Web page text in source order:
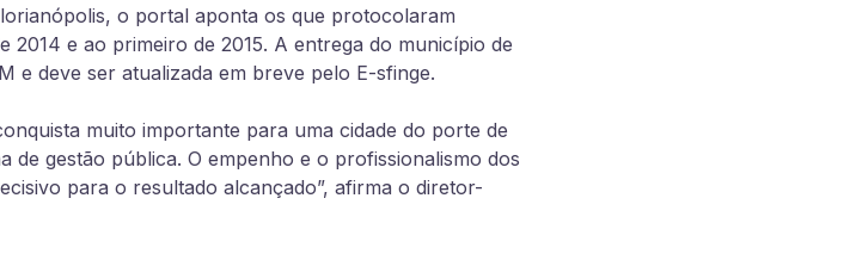
o portal aponta os que protocolaram
e ao primeiro de 2015. A entrega do município de
e deve ser atualizada em breve pelo E-sfinge.
muito importante para uma cidade do porte de
gestão pública. O empenho e o profissionalismo dos
para o resultado alcançado”, afirma o diretor-